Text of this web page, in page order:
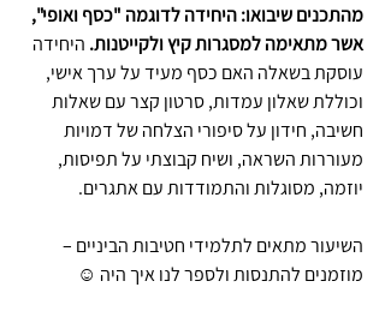
מהתכנים שיבואו: היחידה לדוגמה "כסף ואופי",
אשר מתאימה למסגרות קיץ ולקייטנות. היחידה
עוסקת בשאלה האם כסף מעיד על ערך אישי,
וכוללת שאלון עמדות, סרטון קצר עם שאלות
חשיבה, חידון על סיפורי הצלחה של דמויות
מעוררות השראה, ושיח קבוצתי על תפיסות,
יוזמה, מסוגלות והתמודדות עם אתגרים.
השיעור מתאים לתלמידי חטיבות הביניים –
מוזמנים להתנסות ולספר לנו איך היה ☺